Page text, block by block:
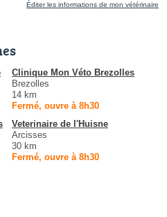
Éditer les informations de mon vétérinaire
Clinique Mon Véto Brezolles
Brezolles
14 km
Fermé, ouvre à 8h30
Veterinaire de l'Huisne
Arcisses
30 km
Fermé, ouvre à 8h30